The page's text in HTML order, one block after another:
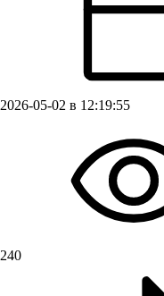
2026-05-02 в 12:19:55
240